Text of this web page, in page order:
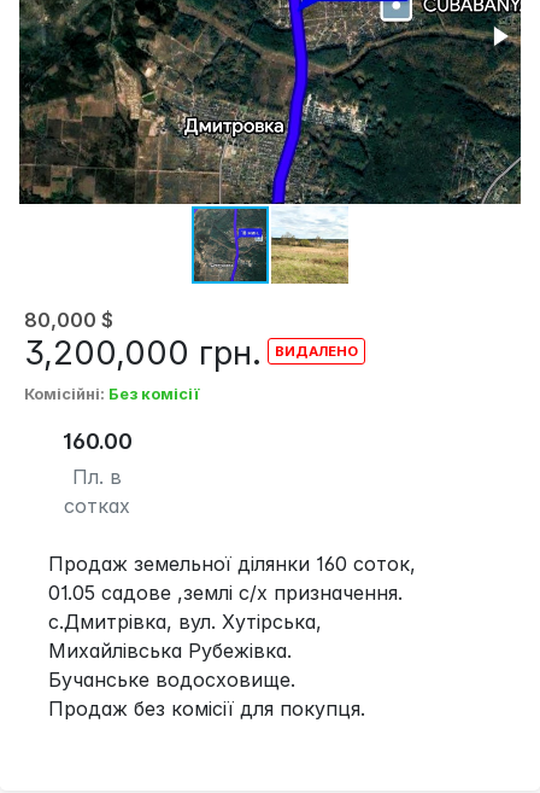
80,000 $
3,200,000 грн.
Комісійні: Без комісії
160.00
Пл. в
сотках
Продаж земельної ділянки 160 соток,
01.05 садове ,землі с/х призначення.
с.Дмитрівка, вул. Хутірська,
Михайлівська Рубежівка.
Бучанське водосховище.
Продаж без комісії для покупця.